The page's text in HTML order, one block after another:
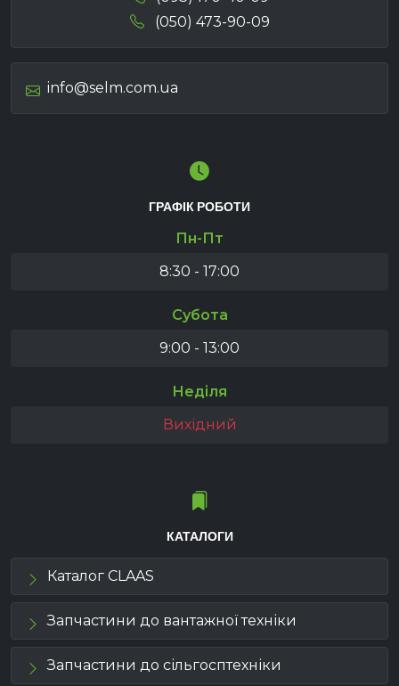
(050) 473-90-09
info@selm.com.ua
ГРАФІК РОБОТИ
Пн-Пт
8:30 - 17:00
Субота
9:00 - 13:00
Неділя
Вихідний
КАТАЛОГИ
Каталог CLAAS
Запчастини до вантажної техніки
Запчастини до сільгосптехніки